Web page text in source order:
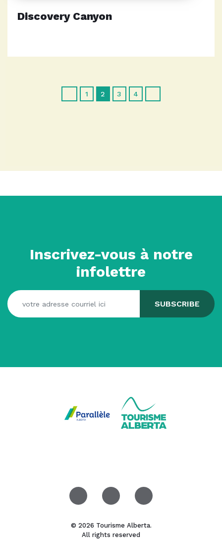
Discovery Canyon
1 2 3 4
Inscrivez-vous à notre
infolettre
© 2026 Tourisme Alberta.
All rights reserved